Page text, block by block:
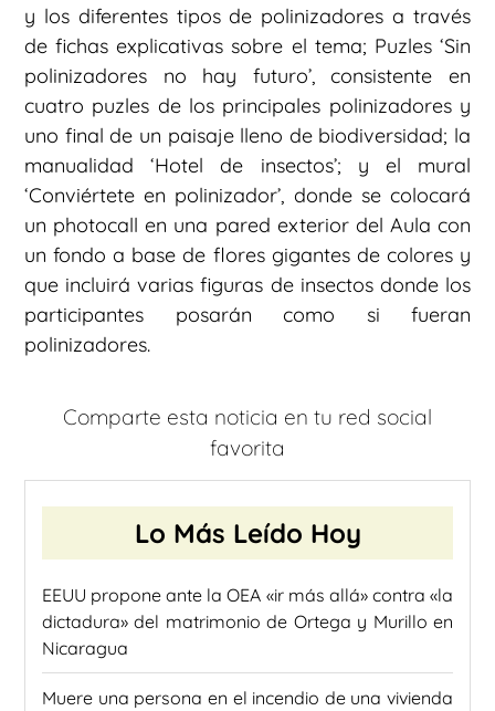
y los diferentes tipos de polinizadores a través
de fichas explicativas sobre el tema; Puzles ‘Sin
polinizadores no hay futuro’, consistente en
cuatro puzles de los principales polinizadores y
uno final de un paisaje lleno de biodiversidad; la
manualidad ‘Hotel de insectos’; y el mural
‘Conviértete en polinizador’, donde se colocará
un photocall en una pared exterior del Aula con
un fondo a base de flores gigantes de colores y
que incluirá varias figuras de insectos donde los
participantes posarán como si fueran
polinizadores.
Comparte esta noticia en tu red social
favorita
Lo Más Leído Hoy
EEUU propone ante la OEA «ir más allá» contra «la
dictadura» del matrimonio de Ortega y Murillo en
Nicaragua
Muere una persona en el incendio de una vivienda